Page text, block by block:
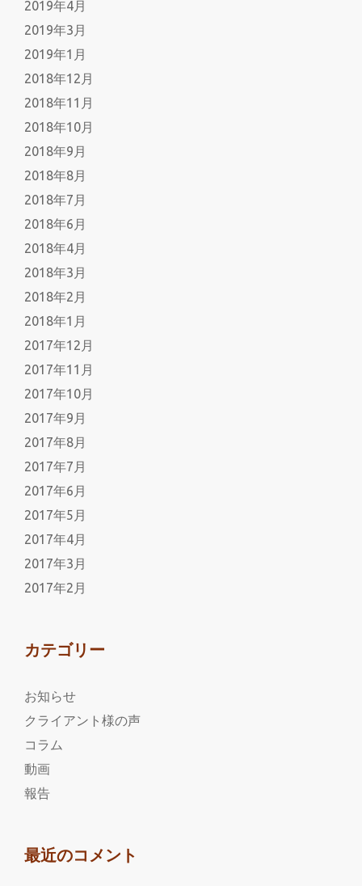
2019年4月
2019年3月
2019年1月
2018年12月
2018年11月
2018年10月
2018年9月
2018年8月
2018年7月
2018年6月
2018年4月
2018年3月
2018年2月
2018年1月
2017年12月
2017年11月
2017年10月
2017年9月
2017年8月
2017年7月
2017年6月
2017年5月
2017年4月
2017年3月
2017年2月
カテゴリー
お知らせ
クライアント様の声
コラム
動画
報告
最近のコメント